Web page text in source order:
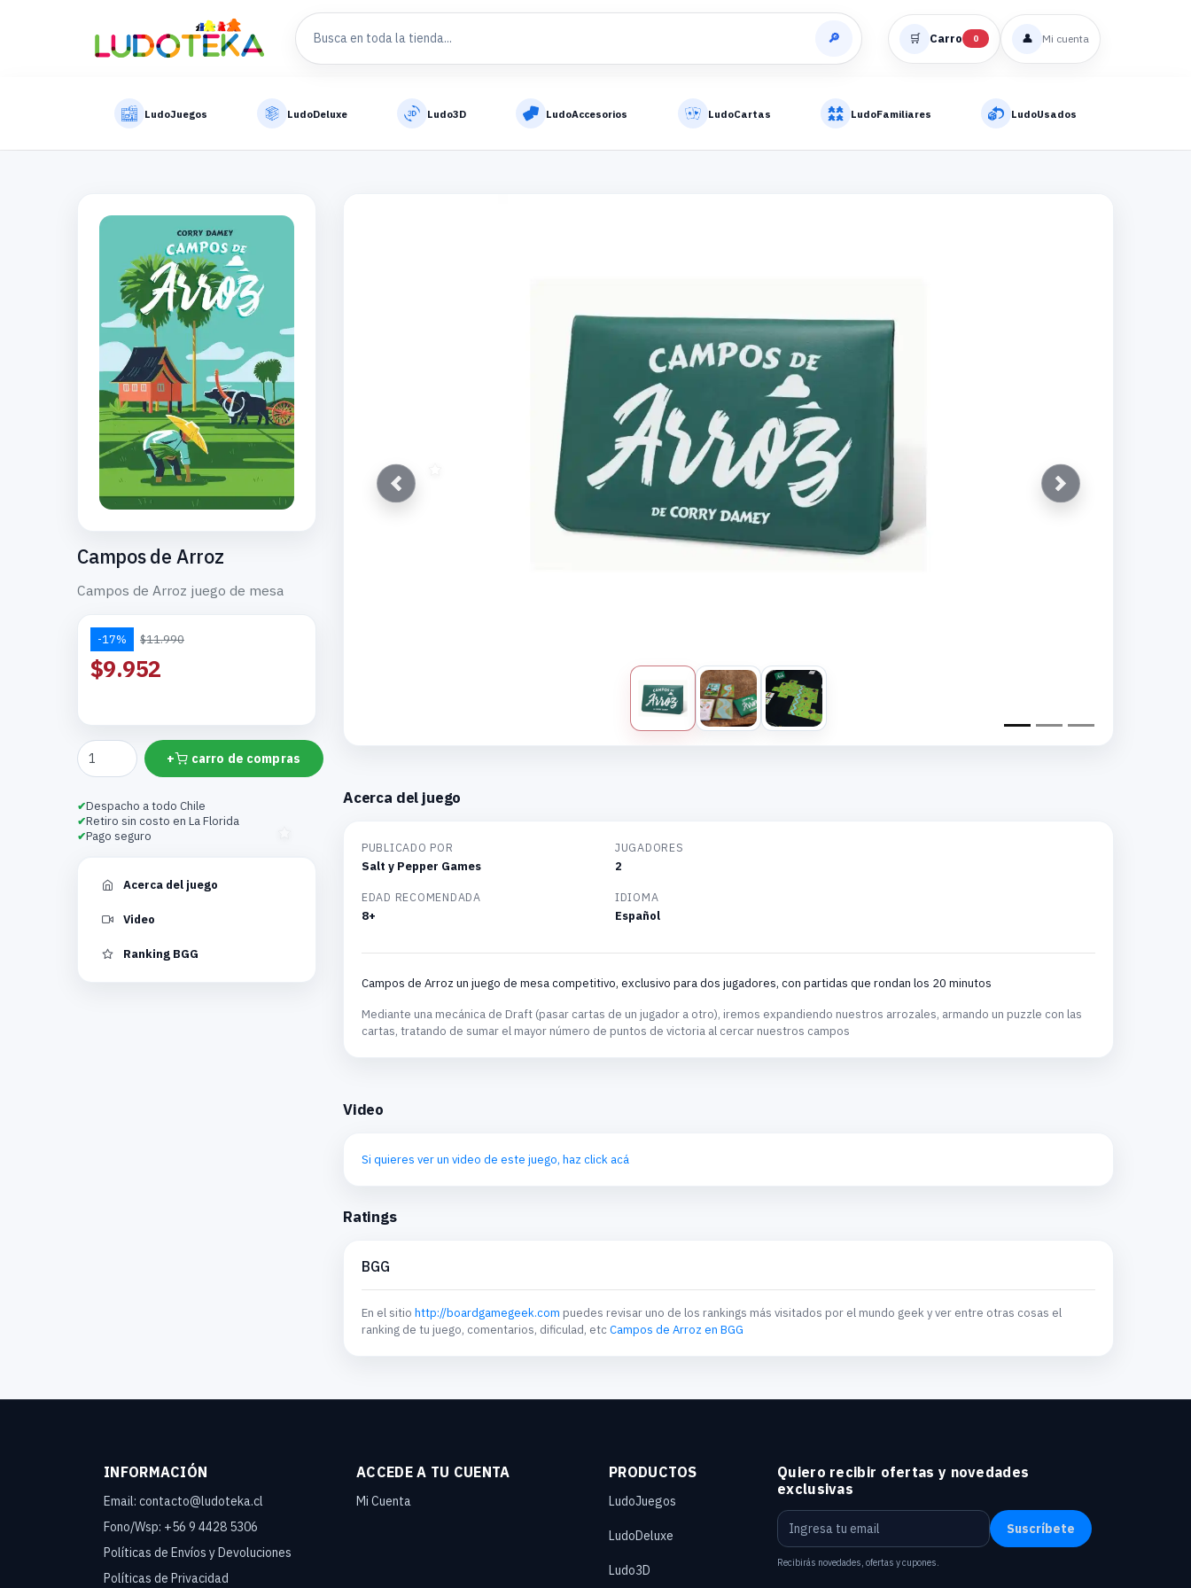
🔎 🛒 Carro 0 👤 Mi cuenta
LudoJuegos LudoDeluxe Ludo3D LudoAccesorios LudoCartas LudoFamiliares LudoUsados
Campos de Arroz
Campos de Arroz juego de mesa
-17% $11.990
$9.952
+ carro de compras
Despacho a todo Chile
Retiro sin costo en La Florida
Pago seguro
Acerca del juego
Video
Ranking BGG
Anterior Siguiente
Acerca del juego
PUBLICADO POR
Salt y Pepper Games
JUGADORES
2
EDAD RECOMENDADA
8+
IDIOMA
Español
Campos de Arroz un juego de mesa competitivo, exclusivo para dos jugadores, con partidas que rondan los 20 minutos
Mediante una mecánica de Draft (pasar cartas de un jugador a otro), iremos expandiendo nuestros arrozales, armando un puzzle con las
cartas, tratando de sumar el mayor número de puntos de victoria al cercar nuestros campos
Video
Si quieres ver un video de este juego, haz click acá
Ratings
BGG
En el sitio http://boardgamegeek.com puedes revisar uno de los rankings más visitados por el mundo geek y ver entre otras cosas el
ranking de tu juego, comentarios, dificulad, etcCampos de Arroz en BGG
INFORMACIÓN
Email: contacto@ludoteka.cl
Fono/Wsp: +56 9 4428 5306
Políticas de Envíos y Devoluciones
Políticas de Privacidad
ACCEDE A TU CUENTA
Mi Cuenta
PRODUCTOS
LudoJuegos
LudoDeluxe
Ludo3D
Quiero recibir ofertas y novedades
exclusivas
Suscríbete
Recibirás novedades, ofertas y cupones.